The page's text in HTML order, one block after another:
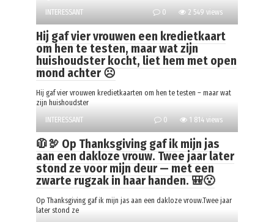
INTERESSANT
0 2 549 views
Hij gaf vier vrouwen een kredietkaart
om hen te testen, maar wat zijn
huishoudster kocht, liet hem met open
mond achter ☹️
Hij gaf vier vrouwen kredietkaarten om hen te testen – maar wat
zijn huishoudster
INTERESSANT
0 1 814 views
🧥🦃 Op Thanksgiving gaf ik mijn jas
aan een dakloze vrouw. Twee jaar later
stond ze voor mijn deur — met een
zwarte rugzak in haar handen. 🎒😮
Op Thanksgiving gaf ik mijn jas aan een dakloze vrouw.Twee jaar
later stond ze